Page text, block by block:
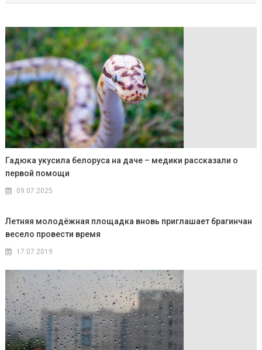
Гадюка укусила белоруса на даче – медики рассказали о
первой помощи
09.07.2025
Летняя молодёжная площадка вновь приглашает брагинчан
весело провести время
17.07.2019